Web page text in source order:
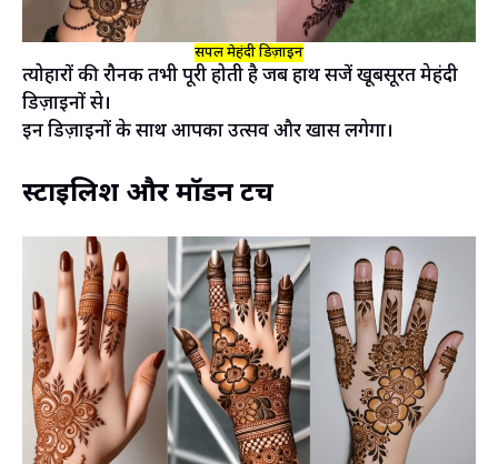
सिंपल मेहंदी डिज़ाइन
त्योहारों की रौनक तभी पूरी होती है जब हाथ सजें खूबसूरत मेहंदी
डिज़ाइनों से।
इन डिज़ाइनों के साथ आपका उत्सव और खास लगेगा।
स्टाइलिश और मॉडर्न टच